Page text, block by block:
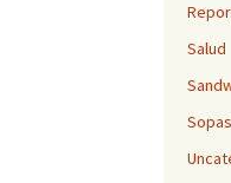
Salud